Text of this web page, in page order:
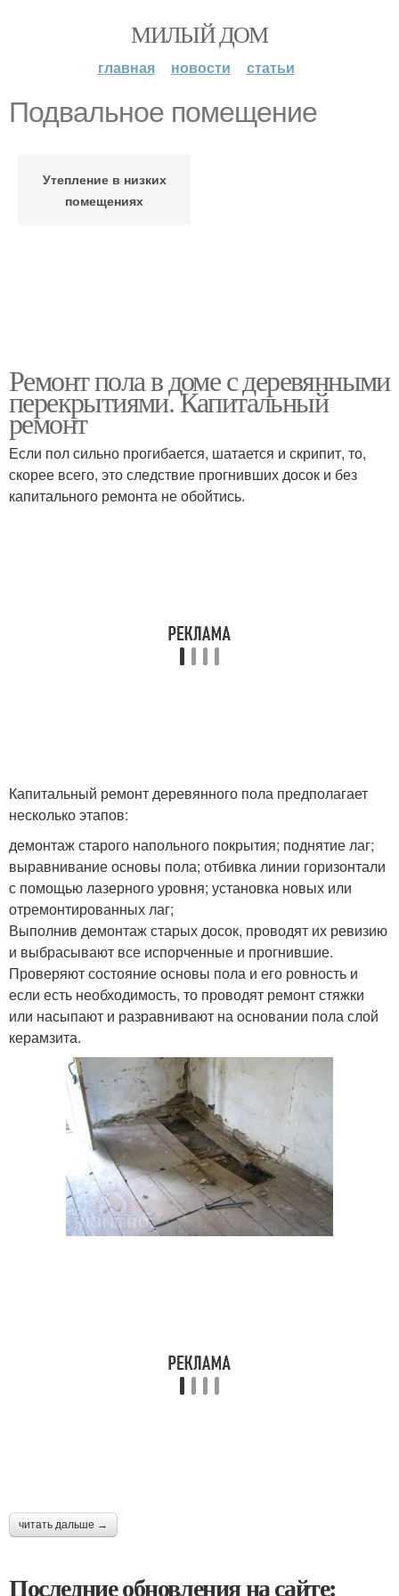
МИЛЫЙ ДОМ
главная новости статьи
Подвальное помещение
Утепление в низких
помещениях
Ремонт пола в доме с деревянными
перекрытиями. Капитальный
ремонт
Если пол сильно прогибается, шатается и скрипит, то,
скорее всего, это следствие прогнивших досок и без
капитального ремонта не обойтись.
Капитальный ремонт деревянного пола предполагает
несколько этапов:
демонтаж старого напольного покрытия; поднятие лаг;
выравнивание основы пола; отбивка линии горизонтали
с помощью лазерного уровня; установка новых или
отремонтированных лаг;
Выполнив демонтаж старых досок, проводят их ревизию
и выбрасывают все испорченные и прогнившие.
Проверяют состояние основы пола и его ровность и
если есть необходимость, то проводят ремонт стяжки
или насыпают и разравнивают на основании пола слой
керамзита.
читать дальше →
Последние обновления на сайте: